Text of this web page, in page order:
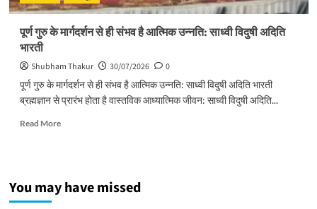
मुख्यमंत्री
पूर्ण गुरु के मार्गदर्शन से ही संभव है आत्मिक उन्नति: साध्वी विदुषी अदिति
भारती
Shubham Thakur 30/07/2026
0
पूर्ण गुरु के मार्गदर्शन से ही संभव है आत्मिक उन्नति: साध्वी विदुषी अदिति भारती
ब्रह्मज्ञान से प्रारंभ होता है वास्तविक आध्यात्मिक जीवन: साध्वी विदुषी अदिति...
Read MoreRead
के
You may have missed